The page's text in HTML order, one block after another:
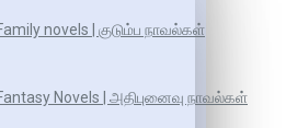
novels | குடும்ப நாவல்கள்
Novels | அதிபுனைவு நாவல்கள்